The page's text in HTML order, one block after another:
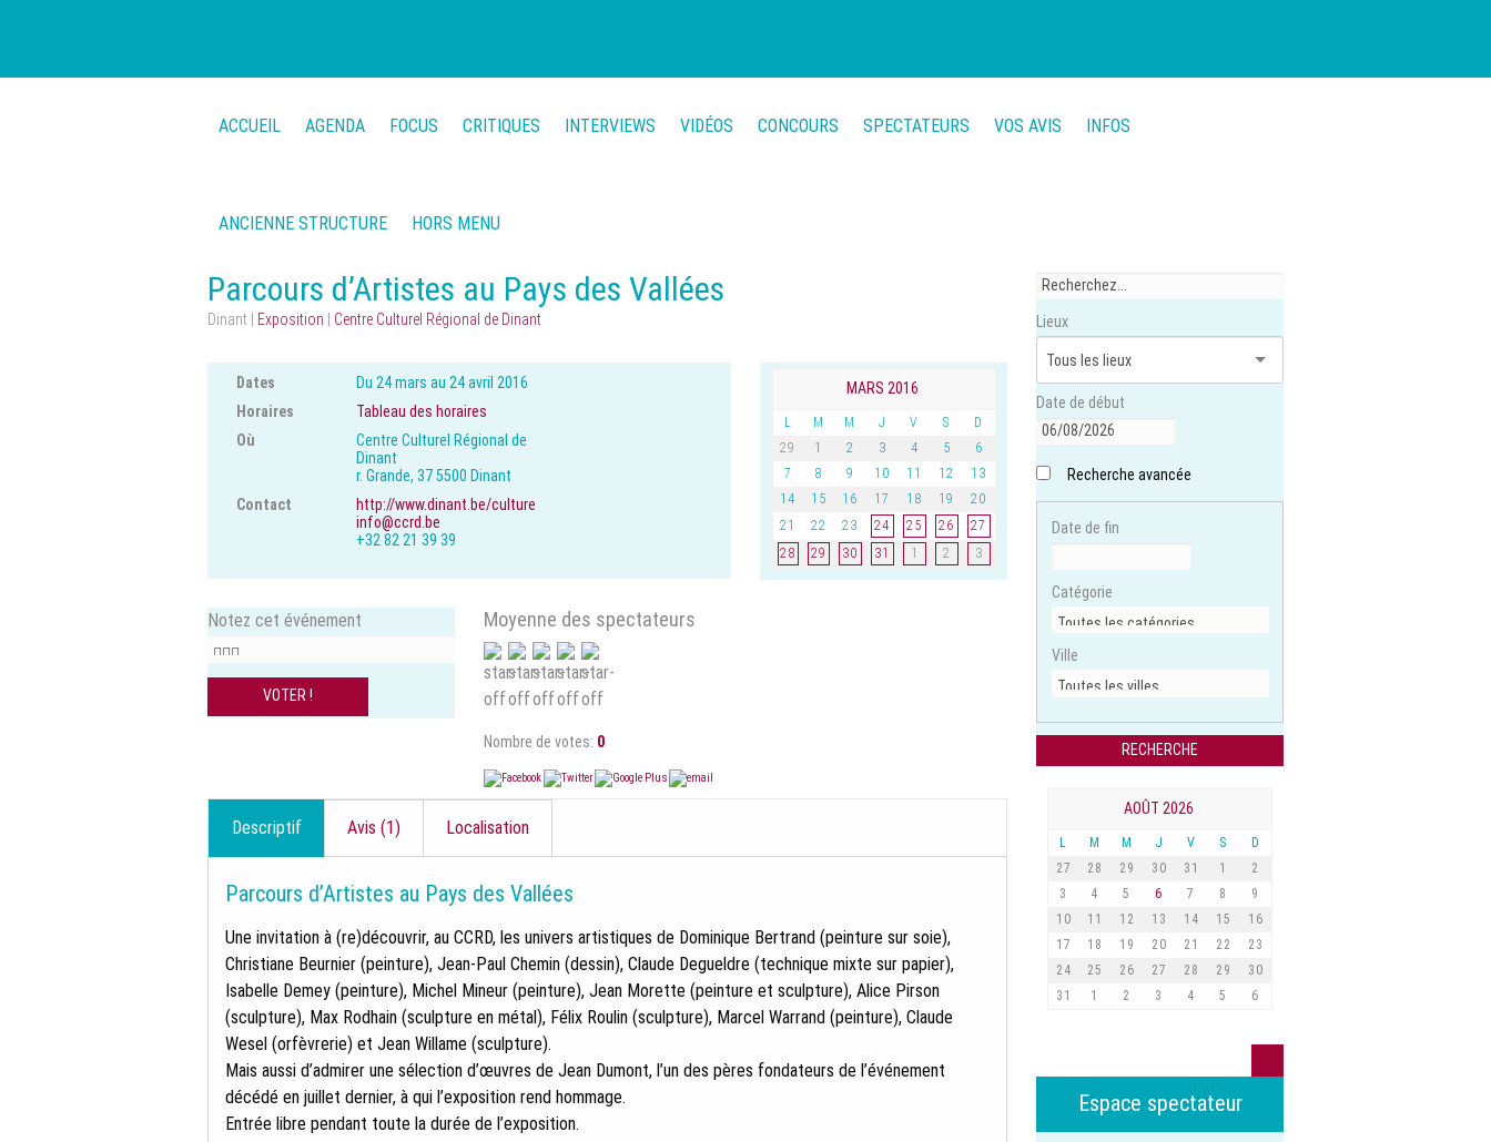
ACCUEIL AGENDA FOCUS CRITIQUES INTERVIEWS VIDÉOS CONCOURS SPECTATEURS VOS AVIS INFOS
ANCIENNE STRUCTURE HORS MENU
Parcours d’Artistes au Pays des Vallées
Dinant | Exposition Centre Culturel Régional de Dinant
Dates
Du 24 mars au 24 avril 2016
Horaires
Tableau des horaires
Où
Centre Culturel Régional de
Dinant
r. Grande, 37 5500 Dinant
Contact
http://www.dinant.be/culture
info@ccrd.be
+32 82 21 39 39
Notez cet événement Moyenne des spectateurs
Nombre de votes: 0
MARS 2016
L M M J V S
D
29
1 2 3 4 5
6
7
8 9 10 11 12
13
14
15 16 17 18 19
20
21
22 23 24 25 26
27
28
29 30 31 1 2 3
Descriptif Avis (1) Localisation
Parcours d’Artistes au Pays des Vallées
Une invitation à (re)découvrir, au CCRD, les univers artistiques de Dominique Bertrand (peinture sur soie),
Christiane Beurnier (peinture), Jean-Paul Chemin (dessin), Claude Degueldre (technique mixte sur papier),
Isabelle Demey (peinture), Michel Mineur (peinture), Jean Morette (peinture et sculpture), Alice Pirson
(sculpture), Max Rodhain (sculpture en métal), Félix Roulin (sculpture), Marcel Warrand (peinture), Claude
Wesel (orfèvrerie) et Jean Willame (sculpture).
Mais aussi d’admirer une sélection d’œuvres de Jean Dumont, l’un des pères fondateurs de l’événement
décédé en juillet dernier, à qui l’exposition rend hommage.
Entrée libre pendant toute la durée de l’exposition.
Lieux
Date de début
Recherche avancée
Date de fin
Catégorie
Ville
AOÛT 2026
L M M J V S
D
27
28 29 30 31 1
2
3
4 5 6 7 8
9
10
11 12 13 14 15
16
17
18 19 20 21 22
23
24
25 26 27 28 29
30
31
1 2 3 4 5 6
Espace spectateur